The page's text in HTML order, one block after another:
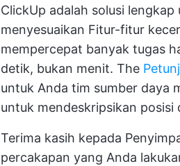
ClickUp adalah solusi
menyesuaikan Fitur-fitur
mempercepat banyak tugas
detik, bukan menit. The
untuk Anda tim sumber daya
untuk mendeskripsikan
Terima kasih kepada
percakapan yang Anda